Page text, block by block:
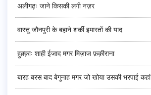
अलीगढ़ः जाने किसकी लगी नज़र
वास्तु जौनपुरी के बहाने शर्की इमारतों की याद
हुक़्क़ाः शाही ईजाद मगर मिज़ाज फ़क़ीराना
बारह बरस बाद बेगुनाह मगर जो खोया उसकी भरपाई कहां